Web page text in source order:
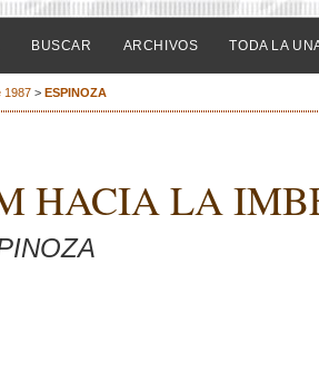
BUSCAR ARCHIVOS TODA LA
1987 > ESPINOZA
HACIA LA